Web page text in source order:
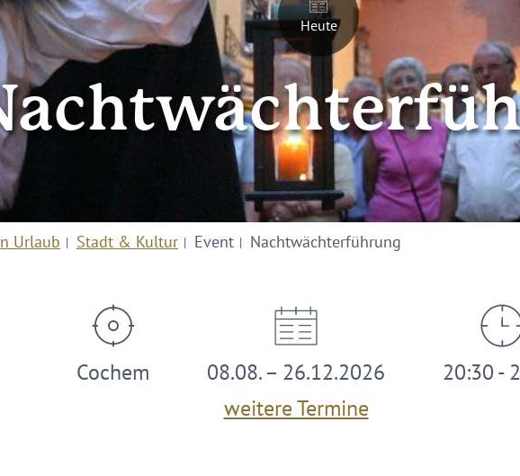
Heute
Urlaub Stadt & Kultur Event Nachtwächterführung
Cochem
08.08. – 26.12.2026
weitere Termine
20:30 -